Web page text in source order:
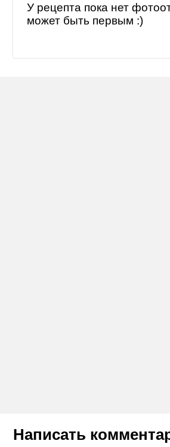
У рецепта пока нет
может быть первым :)
Написать